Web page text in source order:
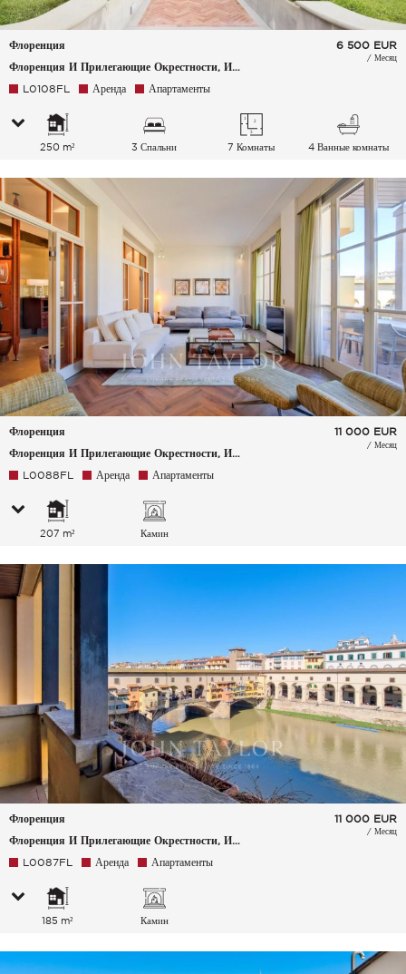
Флоренция
Флоренция И Прилегающие Окрестности, Италия
6 500 EUR
/ Месяц
L0108FL Аренда Апартаменты
250 m² 3 Спальни 7 Комнаты 4 Ванные комнаты
Флоренция
Флоренция И Прилегающие Окрестности, Италия
11 000 EUR
/ Месяц
L0088FL Аренда Апартаменты
207 m² Камин
Флоренция
Флоренция И Прилегающие Окрестности, Италия
11 000 EUR
/ Месяц
L0087FL Аренда Апартаменты
185 m² Камин